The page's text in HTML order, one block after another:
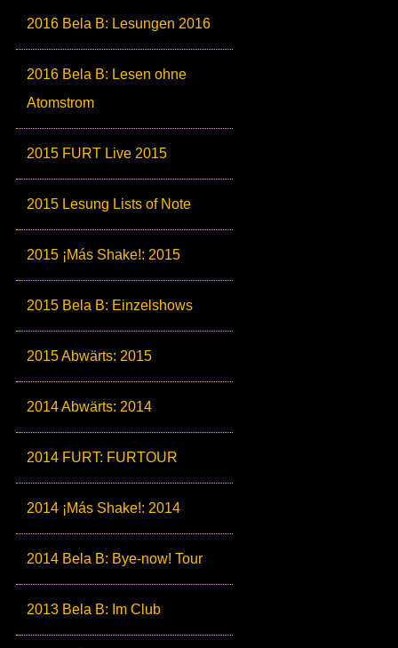
2016 Bela B: Lesungen 2016
2016 Bela B: Lesen ohne
Atomstrom
2015 FURT Live 2015
2015 Lesung Lists of Note
2015 ¡Más Shake!: 2015
2015 Bela B: Einzelshows
2015 Abwärts: 2015
2014 Abwärts: 2014
2014 FURT: FURTOUR
2014 ¡Más Shake!: 2014
2014 Bela B: Bye-now! Tour
2013 Bela B: Im Club